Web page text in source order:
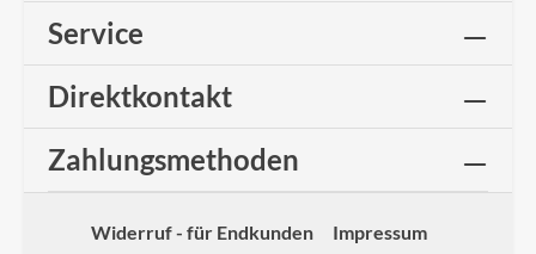
Service
Direktkontakt
Zahlungsmethoden
Widerruf - für Endkunden
Impressum